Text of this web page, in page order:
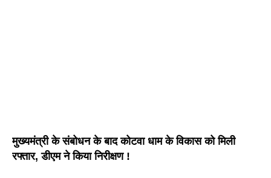
मुख्यमंत्री के संबोधन के बाद कोटवा धाम के विकास को मिली
रफ्तार, डीएम ने किया निरीक्षण !